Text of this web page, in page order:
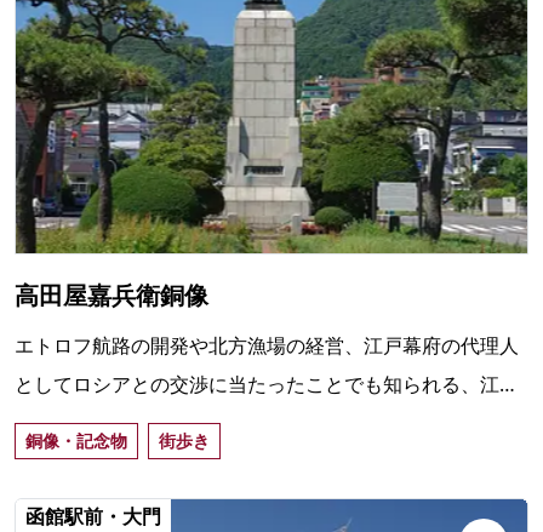
高田屋嘉兵衛銅像
エトロフ航路の開発や北方漁場の経営、江戸幕府の代理人
としてロシアとの交渉に当たったことでも知られる、江戸
時代の豪商「高田屋嘉兵衛」の銅像。護国神社坂に建つ。
銅像・記念物 街歩き
函館駅前・大門